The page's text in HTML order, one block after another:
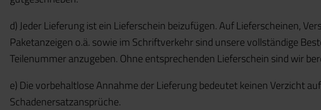
d) Jeder Lieferung ist ein Lieferschein beizufügen. Auf Lieferscheinen,
Paketanzeigen o.ä. sowie im Schriftverkehr sind unsere vollständige
Teilenummer anzugeben. Ohne entsprechenden Lieferschein sind wir
e) Die vorbehaltlose Annahme der Lieferung bedeutet keinen Verzicht
Schadenersatzansprüche.